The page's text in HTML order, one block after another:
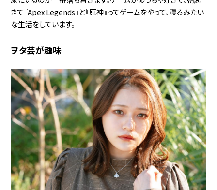
きて『Apex Legends』と『原神』ってゲームをやって、寝るみたい
な生活をしています。
ヲタ芸が趣味